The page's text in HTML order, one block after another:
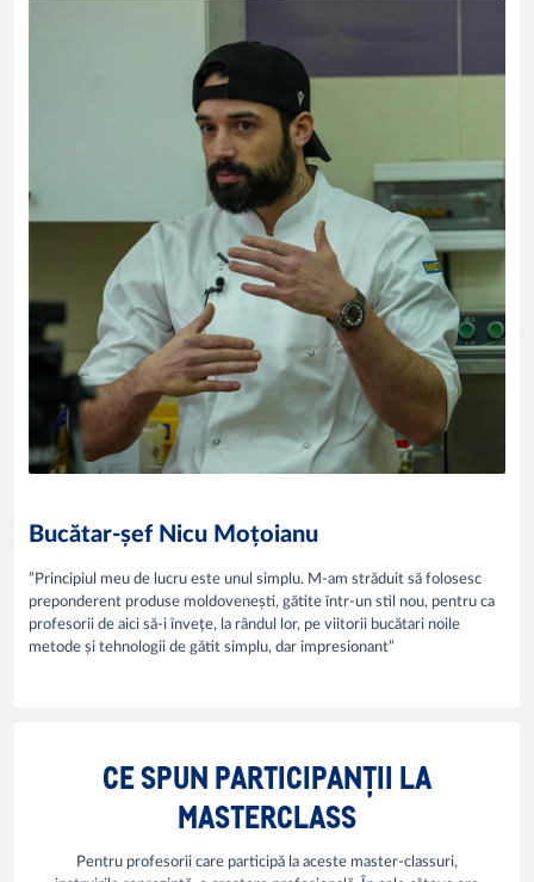
Bucătar-șef Nicu Moțoianu
”Principiul meu de lucru este unul simplu. M-am străduit să folosesc
preponderent produse moldovenești, gătite într-un stil nou, pentru ca
profesorii de aici să-i învețe, la rândul lor, pe viitorii bucătari noile
metode și tehnologii de gătit simplu, dar impresionant”
CE SPUN PARTICIPANȚII LA
MASTERCLASS
Pentru profesorii care participă la aceste master-classuri,